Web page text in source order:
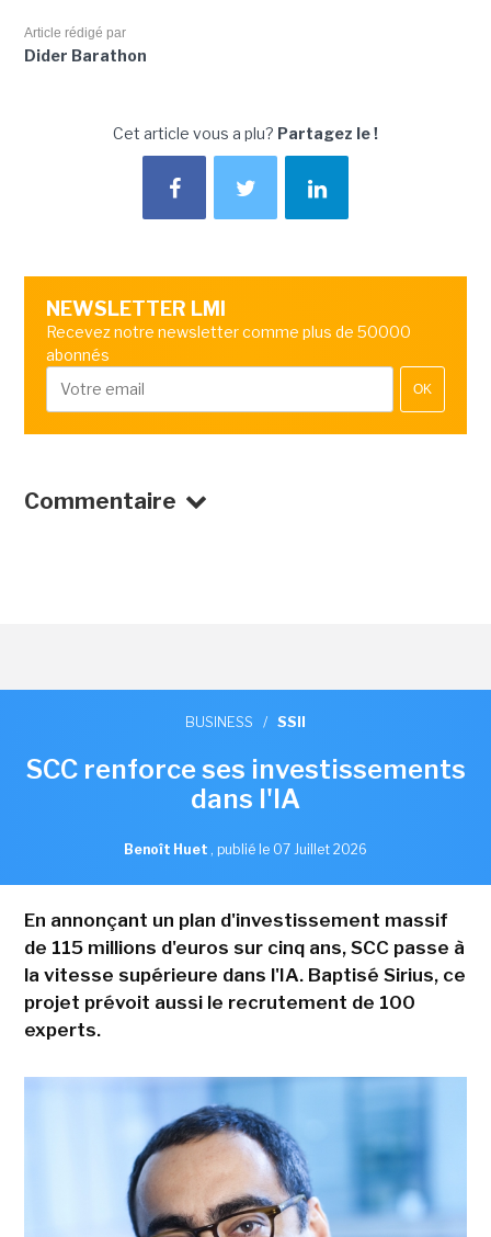
Article rédigé par
Dider Barathon
Cet article vous a plu? Partagez le !
NEWSLETTER LMI
Recevez notre newsletter comme plus de 50000
abonnés
OK
Commentaire
BUSINESS / SSII
SCC renforce ses investissements
dans l'IA
Benoît Huet , publié le 07 Juillet 2026
En annonçant un plan d'investissement massif
de 115 millions d'euros sur cinq ans, SCC passe à
la vitesse supérieure dans l'IA. Baptisé Sirius, ce
projet prévoit aussi le recrutement de 100
experts.